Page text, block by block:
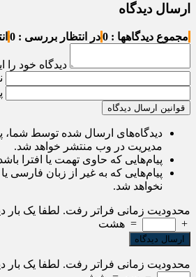
ارسال دیدگاه
مجموع دیدگاهها : 0 در انتظار بررسی : 0
دیدگاه خود را
قوانین ارسال دیدگاه
دیدگاه‌های ارسال شده توسط شما،
مدیریت در وب منتشر خواهد شد.
پیام‌هایی که حاوی تهمت یا افترا
پیام‌هایی که به غیر از زبان فارسی
نخواهد شد.
محدودیت زمانی فراتر رفت. لطفا یک بار
+
= هشت
محدودیت زمانی فراتر رفت. لطفا یک بار